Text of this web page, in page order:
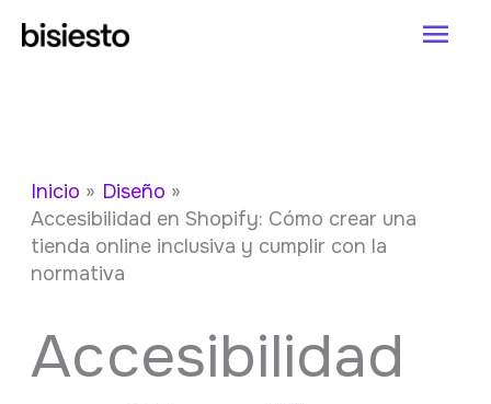
Inicio
Diseño
Accesibilidad en Shopify: Cómo crear una
tienda online inclusiva y cumplir con la
normativa
Accesibilidad